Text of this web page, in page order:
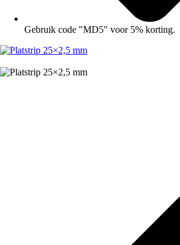
Gebruik code "MD5" voor 5% korting.